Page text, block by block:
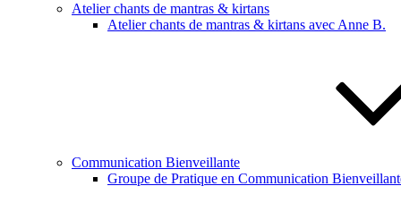
Atelier chants de mantras & kirtans
Atelier chants de mantras & kirtans avec Anne B.
Communication Bienveillante
Groupe de Pratique en Communication